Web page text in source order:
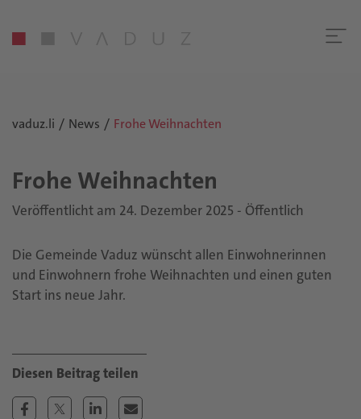
vaduz.li News Frohe Weihnachten
Frohe Weih­nach­ten
Veröffentlicht am 24. Dezember 2025 - Öffentlich
Die Gemeinde Vaduz wünscht allen Einwohnerinnen
und Einwohnern frohe Weihnachten und einen guten
Start ins neue Jahr.